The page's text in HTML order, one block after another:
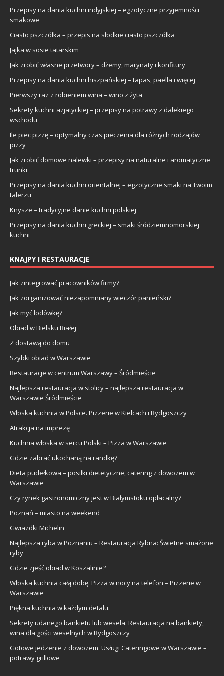
Przepisy na dania kuchni indyjskiej – egzotyczne przyjemności
smakowe
Ciasto pszczółka – przepis na słodkie ciasto pszczółka
Jajka w sosie tatarskim
Jak zrobić własne przetwory – dżemy, marynaty i konfitury
Przepisy na dania kuchni hiszpańskiej – tapas, paella i więcej
Pierwszy raz z robieniem wina – wino z żyta
Sekrety kuchni azjatyckiej – przepisy na potrawy z dalekiego
wschodu
Ile piec pizzę – optymalny czas pieczenia dla różnych rodzajów
pizzy
Jak zrobić domowe nalewki – przepisy na naturalne i aromatyczne
trunki
Przepisy na dania kuchni orientalnej – egzotyczne smaki na Twoim
talerzu
Knysze – tradycyjne danie kuchni polskiej
Przepisy na dania kuchni greckiej – smaki śródziemnomorskiej
kuchni
KNAJPY I RESTAURACJE
Jak zintegrować pracowników firmy?
Jak zorganizować niezapomniany wieczór panieński?
Jak myć lodówkę?
Obiad w Bielsku Białej
Z dostawą do domu
Szybki obiad w Warszawie
Restauracje w centrum Warszawy – Śródmieście
Najlepsza restauracja w stolicy – najlepsza restauracja w
Warszawie Śródmieście
Włoska kuchnia w Polsce. Pizzerie w Kielcach i Bydgoszczy
Atrakcja na imprezę
Kuchnia włoska w sercu Polski – Pizza w Warszawie
Gdzie zabrać ukochaną na randkę?
Dieta pudełkowa – posiłki dietetyczne, catering z dowozem w
Warszawie
Czy rynek gastronomiczny jest w Białymstoku opłacalny?
Poznań – miasto na weekend
Gwiazdki Michelin
Najlepsza ryba w Poznaniu – Restauracja Rybna: Świetne smażone
ryby
Gdzie zjeść obiad w Koszalinie?
Włoska kuchnia całą dobę. Pizza w nocy na telefon – Pizzerie w
Warszawie
Piękna kuchnia w każdym detalu.
Sekrety udanego bankietu lub wesela. Restauracja na bankiety,
wina dla gości weselnych w Bydgoszczy
Gotowe jedzenie z dowozem. Usługi Cateringowe w Warszawie –
potrawy grillowe